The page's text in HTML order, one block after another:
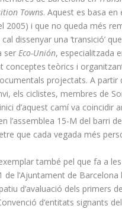
Towns. Aquest es basa en
2005) i que no queda més
dissenyar una ‘transició’
serEco-Unión, especialitzada
conceptes teòrics i
projectats. A partir
els ciclistes, membres de
d’aquest camí va
l’assemblea 15-M del barri
que cada vegada més
també pel que fa a
de l’Ajuntament de
d’avaluació dels primers
d’entitats signants